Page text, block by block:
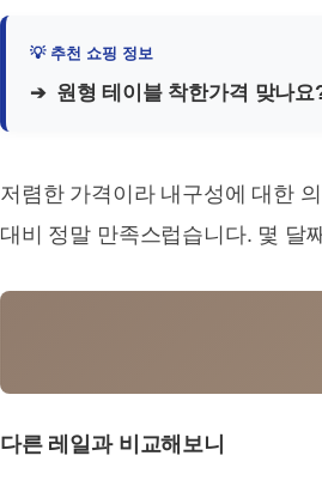
원형 테이블 착한가격 맞나요
저렴한 가격이라 내구성에 대한
대비 정말 만족스럽습니다. 몇 달
다른 레일과 비교해보니